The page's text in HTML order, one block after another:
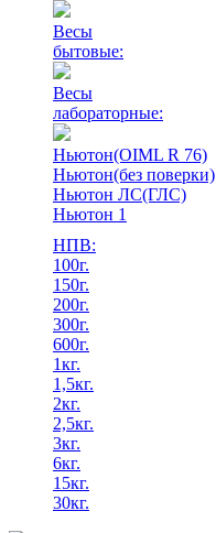
Весы
бытовые:
Весы
лабораторные:
Ньютон(OIML R 76)
Ньютон(без поверки)
Ньютон ЛС(ГЛС)
Ньютон 1
НПВ:
100г.
150г.
200г.
300г.
600г.
1кг.
1,5кг.
2кг.
2,5кг.
3кг.
6кг.
15кг.
30кг.